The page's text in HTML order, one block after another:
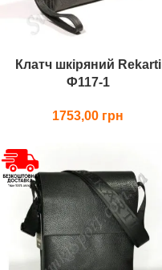
Клатч шкіряний Rekarti
Ф117-1
1753,00